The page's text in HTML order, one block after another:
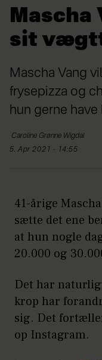
Mascha
sit
Mascha Vang
frysepizza og
hun gerne
Caroline Grønne Wigdal
5. Apr 2021 - 14:55
41-årige
sætte det ene
at hun nogle
20.000 og
Det har
krop har
sig. Det
op Instagram.